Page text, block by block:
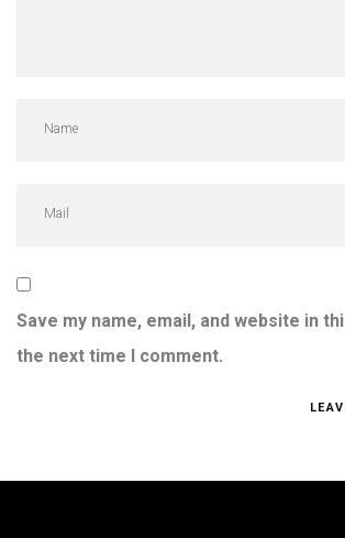
Save my name, email, and website in
the next time I comment.